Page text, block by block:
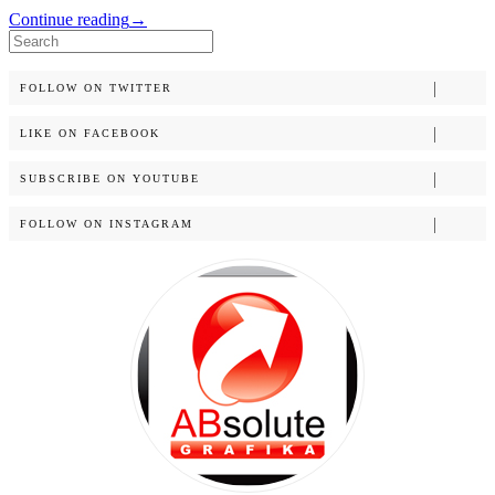
Continue reading→
Search
for:
FOLLOW ON TWITTER
LIKE ON FACEBOOK
SUBSCRIBE ON YOUTUBE
FOLLOW ON INSTAGRAM